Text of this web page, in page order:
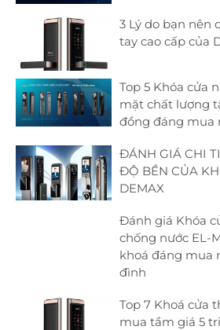
3 Lý do bạn nên
tay cao cấp của
Top 5 Khóa cửa
mặt chất lượng
đồng đáng mua
ĐÁNH GIÁ CHI
ĐỘ BỀN CỦA
DEMAX
Đánh giá Khóa
chống nước EL-
khoá đáng mua
đình
Top 7 Khoá cửa
mua tầm giá 5